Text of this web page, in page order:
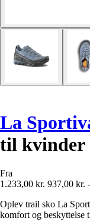
La
til kvinder
Fra
1.233,00 kr. 937,00 kr.
Oplev trail sko La
komfort og beskyttelse